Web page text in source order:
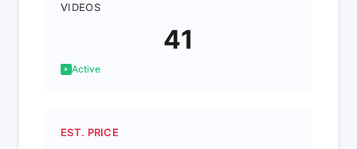
VIDEOS
41
Active
EST. PRICE